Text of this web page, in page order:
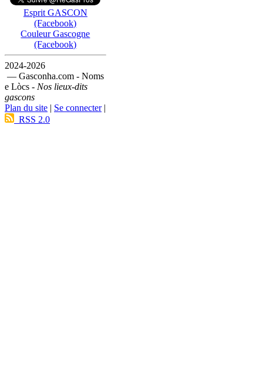
Esprit GASCON
(Facebook)
Couleur Gascogne
(Facebook)
2024-2026
— Gasconha.com - Noms
e Lòcs - Nos lieux-dits
gascons
Plan du site | Se connecter|
RSS 2.0